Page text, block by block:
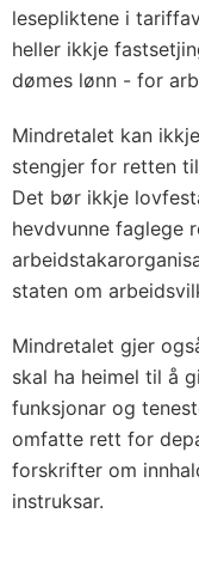
lesepliktene i
heller ikkje
dømes lønn - for
Mindretalet kan
stengjer for retten
Det bør ikkje
hevdvunne faglege
staten om
Mindretalet gjer
skal ha heimel til å
funksjonar og
omfatte rett for
forskrifter om
instruksar.